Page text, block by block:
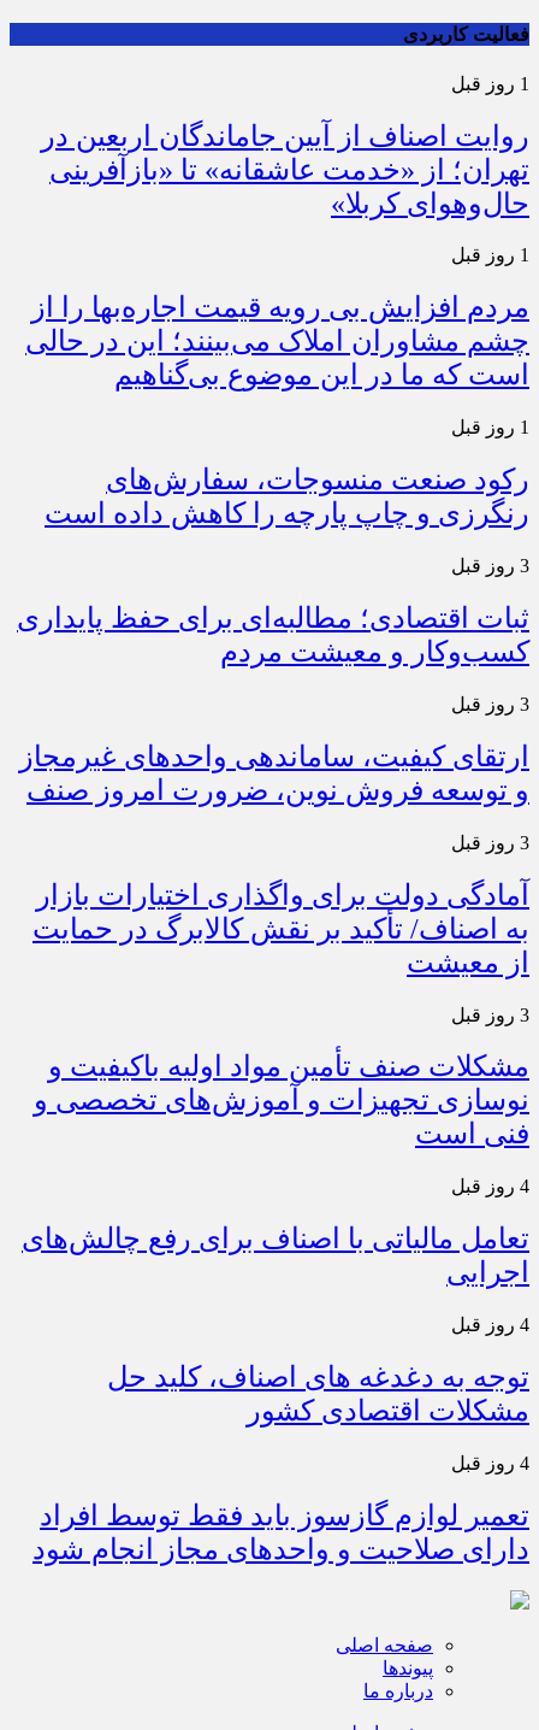
فعالیت کاربردی
1 روز قبل
روایت اصناف از آیین جاماندگان اربعین در
تهران؛ از «خدمت عاشقانه» تا «بازآفرینی
حال‌وهوای کربلا»
1 روز قبل
مردم افزایش بی رویه قیمت اجاره‌بها را از
چشم مشاوران املاک می‌بینند؛ این در حالی
است که ما در این موضوع بی‌گناهیم
1 روز قبل
رکود صنعت منسوجات، سفارش‌های
رنگرزی و چاپ پارچه را کاهش داده است
3 روز قبل
ثبات اقتصادی؛ مطالبه‌ای برای حفظ پایداری
کسب‌وکار و معیشت مردم
3 روز قبل
ارتقای کیفیت، ساماندهی واحدهای غیرمجاز
و توسعه فروش نوین، ضرورت امروز صنف
3 روز قبل
آمادگی دولت برای واگذاری اختیارات بازار
به اصناف/ تأکید بر نقش کالابرگ در حمایت
از معیشت
3 روز قبل
مشکلات صنف تأمین مواد اولیه باکیفیت و
نوسازی تجهیزات و آموزش‌های تخصصی و
فنی است
4 روز قبل
تعامل مالیاتی با اصناف برای رفع چالش‌های
اجرایی
4 روز قبل
توجه به دغدغه های اصناف، کلید حل
مشکلات اقتصادی کشور
4 روز قبل
تعمیر لوازم گازسوز باید فقط توسط افراد
دارای صلاحیت و واحدهای مجاز انجام شود
صفحه اصلی
پیوندها
درباره ما